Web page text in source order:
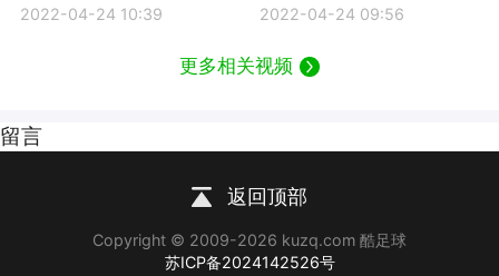
2022-04-24 10:39
冠
2022-04-24 09:56
更多相关视频
留言
返回顶部
Copyright © 2009-2026 kuzq.com 酷足球
苏ICP备2024142526号